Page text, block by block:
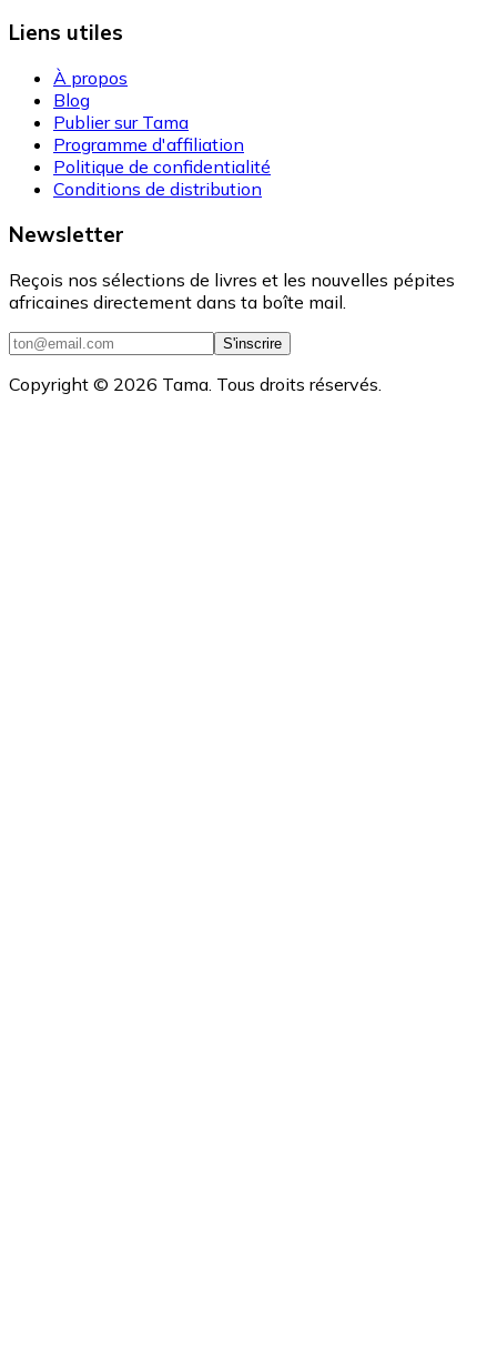
Liens utiles
À propos
Blog
Publier sur Tama
Programme d'affiliation
Politique de confidentialité
Conditions de distribution
Newsletter
Reçois nos sélections de livres et les nouvelles pépites
africaines directement dans ta boîte mail.
S'inscrire
Copyright © 2026 Tama. Tous droits réservés.